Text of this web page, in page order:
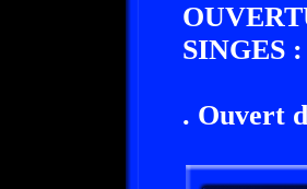
SINGES :
. Ouvert